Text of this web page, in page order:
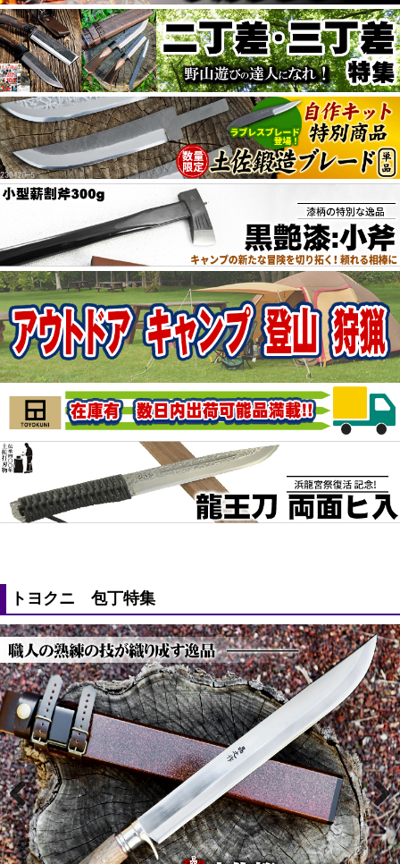
トヨクニ 包丁特集
Previous Next